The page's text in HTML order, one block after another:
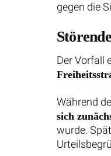
gegen die
Der Vorfall
Während
sich
wurde.